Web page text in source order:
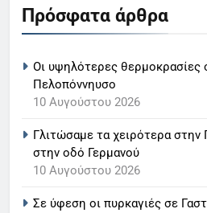
Πρόσφατα άρθρα
Οι υψηλότερες θερμοκρασίες
Πελοπόννηυσο
10 Αυγούστου 2026
Γλιτώσαμε τα χειρότερα
στην οδό Γερμανού
10 Αυγούστου 2026
Σε ύφεση οι πυρκαγιές σε
LIFESTYLE-MEDIA
6
«τιμόνι»
7